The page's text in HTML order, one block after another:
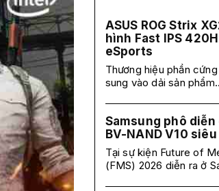
ASUS ROG Strix
hình Fast IPS
eSports
Thương hiệu phần
sung vào dải sản
Samsung phô
BV-NAND V10
Tại sự kiện Future of
(FMS) 2026 diễn ra ở